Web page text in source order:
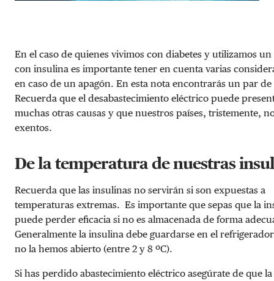
En el caso de quienes vivimos con diabetes y utilizamos
con insulina es importante tener en cuenta varias
en caso de un apagón. En esta nota encontrarás un par de
Recuerda que el desabastecimiento eléctrico puede
muchas otras causas y que nuestros países, tristemente,
exentos.
De la temperatura de nuestras
Recuerda que las insulinas no servirán si son expuestas a
temperaturas extremas. Es importante que sepas que la
puede perder eficacia si no es almacenada de forma
Generalmente la insulina debe guardarse en el
no la hemos abierto (entre 2 y 8 ºC).
Si has perdido abastecimiento eléctrico asegúrate de que